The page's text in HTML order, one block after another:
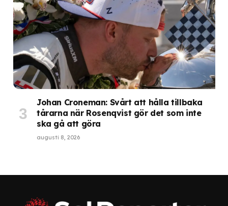
Johan Croneman: Svårt att hålla tillbaka
tårarna när Rosenqvist gör det som inte
ska gå att göra
augusti 8, 2026